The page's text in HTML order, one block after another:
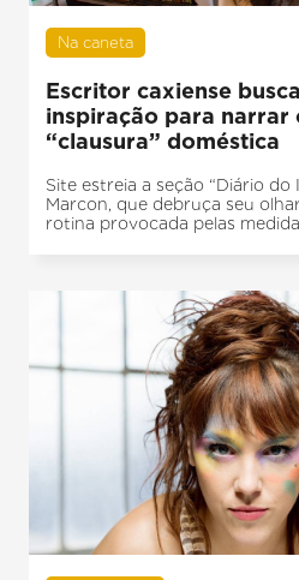
Na caneta
Escritor caxiense
inspiração para narrar
“clausura” doméstica
Site estreia a seção “Diário do
Marcon, que debruça seu
rotina provocada pelas